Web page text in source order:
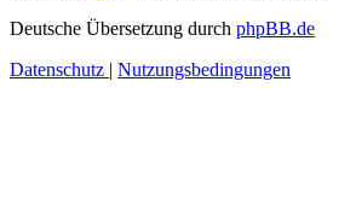
Deutsche Übersetzung durch phpBB.de
Datenschutz | Nutzungsbedingungen